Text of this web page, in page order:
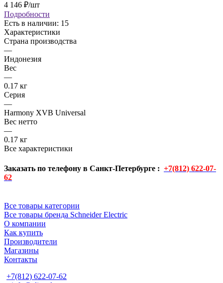
4 146 ₽/шт
Подробности
Есть в наличии: 15
Характеристики
Страна производства
—
Индонезия
Вес
—
0.17 кг
Серия
—
Harmony XVB Universal
Вес нетто
—
0.17 кг
Все характеристики
Заказать по телефону в Санкт-Петербурге : +7(812) 622-07-
62
Все товары категории
Все товары бренда Schneider Electric
О компании
Как купить
Производители
Магазины
Контакты
+7(812) 622-07-62